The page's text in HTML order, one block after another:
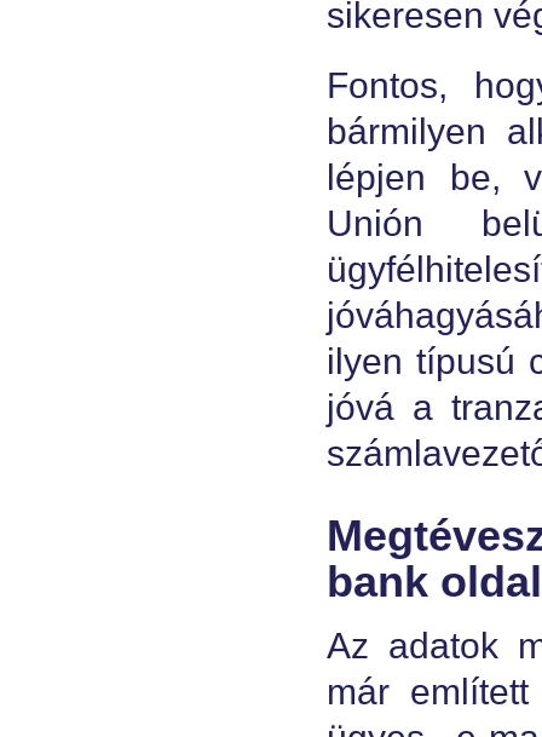
sikeresen
Fontos,
bármilyen
lépjen be,
Unión
ilyen típusú
jóvá a
bank
Az adatok
már említett